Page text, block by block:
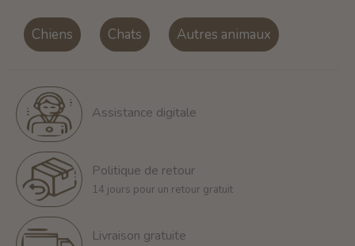
Chiens Chats Autres animaux
Assistance digitale
Politique de retour
14 jours pour un retour gratuit
Livraison gratuite